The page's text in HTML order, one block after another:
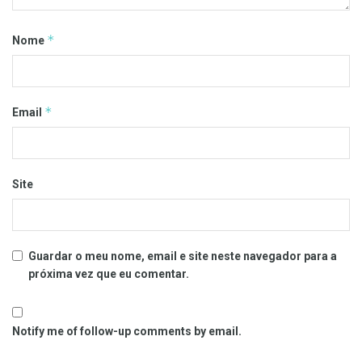
Nome *
Email *
Site
Guardar o meu nome, email e site neste navegador para a
próxima vez que eu comentar.
Notify me of follow-up comments by email.